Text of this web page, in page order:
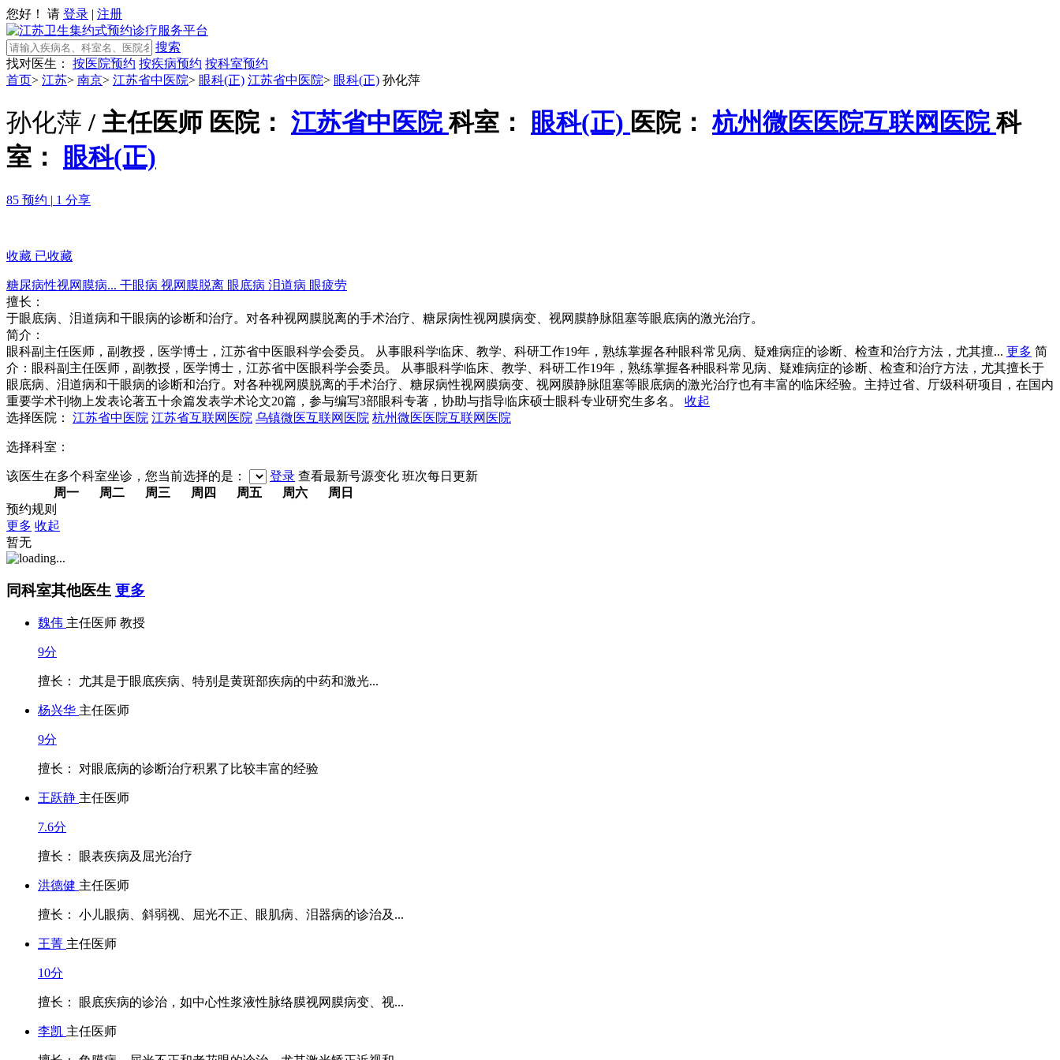
您好！ 请 登录 | 注册
搜索
找对医生：
按医院预约 按疾病预约 按科室预约
首页> 江苏> 南京> 江苏省中医院> 眼科(正) 江苏省中医院> 眼科(正) 孙化萍
孙化萍 / 主任医师 医院： 江苏省中医院科室： 眼科(正) 医院： 杭州微医医院互联网医院科
室：
眼科(正)
85 预约 | 1 分享
收藏 已收藏
糖尿病性视网膜病... 干眼病 视网膜脱离 眼底病 泪道病 眼疲劳
擅长：
于眼底病、泪道病和干眼病的诊断和治疗。对各种视网膜脱离的手术治疗、糖尿病性视网膜病变、视网膜静脉阻塞等眼底病的激光治疗。
简介：
眼科副主任医师，副教授，医学博士，江苏省中医眼科学会委员。 从事眼科学临床、教学、科研工作19年，熟练掌握各种眼科常见病、疑难病症的诊断、检查和治疗方法，尤其擅... 更多 简
介：眼科副主任医师，副教授，医学博士，江苏省中医眼科学会委员。 从事眼科学临床、教学、科研工作19年，熟练掌握各种眼科常见病、疑难病症的诊断、检查和治疗方法，尤其擅长于
眼底病、泪道病和干眼病的诊断和治疗。对各种视网膜脱离的手术治疗、糖尿病性视网膜病变、视网膜静脉阻塞等眼底病的激光治疗也有丰富的临床经验。主持过省、厅级科研项目，在国内
重要学术刊物上发表论著五十余篇发表学术论文20篇，参与编写3部眼科专著，协助与指导临床硕士眼科专业研究生多名。
收起
选择医院： 江苏省中医院 江苏省互联网医院 乌镇微医互联网医院 杭州微医医院互联网医院
选择科室：
该医生在多个科室坐诊，您当前选择的是： 登录 查看最新号源变化 班次每日 更新
周一
周二 周三 周四 周五 周六
周日
预约规则
更多 收起
暂无
同科室其他医生 更多
魏伟 主任医师 教授
9分
擅长： 尤其是于眼底疾病、特别是黄斑部疾病的中药和激光...
杨兴华 主任医师
9分
擅长： 对眼底病的诊断治疗积累了比较丰富的经验
王跃静 主任医师
7.6分
擅长： 眼表疾病及屈光治疗
洪德健 主任医师
擅长： 小儿眼病、斜弱视、屈光不正、眼肌病、泪器病的诊治及...
王菁 主任医师
10分
擅长： 眼底疾病的诊治，如中心性浆液性脉络膜视网膜病变、视...
李凯 主任医师